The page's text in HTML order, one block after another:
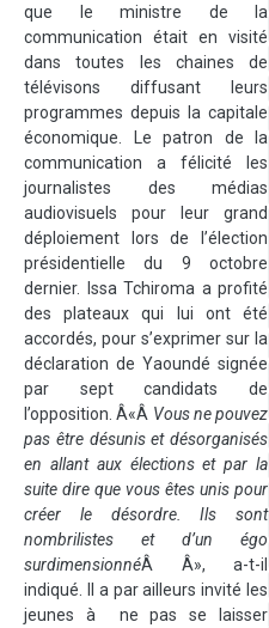
que le ministre de la
communication était en visité
dans toutes les chaines de
télévisons diffusant leurs
programmes depuis la capitale
économique. Le patron de la
communication a félicité les
journalistes des médias
audiovisuels pour leur grand
déploiement lors de l’élection
présidentielle du 9 octobre
dernier. Issa Tchiroma a profité
des plateaux qui lui ont été
accordés, pour s’exprimer sur la
déclaration de Yaoundé signée
par sept candidats de
l’opposition. Â«Â Vous ne pouvez
pas être désunis et désorganisés
en allant aux élections et par la
suite dire que vous êtes unis pour
créer le désordre. Ils sont
nombrilistes et d’un égo
surdimensionnéÂ Â», a-t-il
indiqué. Il a par ailleurs invité les
jeunes à ne pas se laisser